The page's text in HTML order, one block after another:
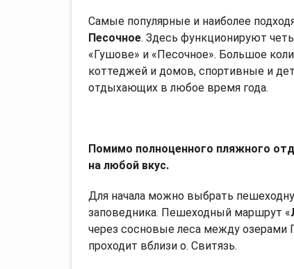
Самые популярные и наиболее
Песочное. Здесь функционируют
«Гушове» и «Песочное». Большое
коттеджей и домов, спортивные и
отдыхающих в любое время года.
Помимо полноценного пляжного
на любой вкус.
Для начала можно выбрать
заповедника. Пешеходный маршрут «
через сосновые леса между озерами
проходит вблизи о. Свитязь.